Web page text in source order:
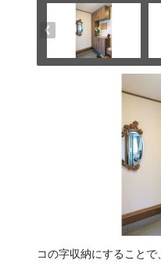
コの字収納にすること